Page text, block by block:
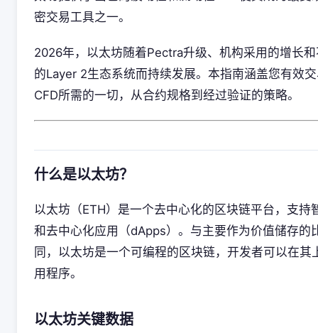
密交易工具之一。
2026年，以太坊随着Pectra升级、机构采用的增长
的Layer 2生态系统而持续发展。本指南涵盖您有效
CFD所需的一切，从合约规格到经过验证的策略。
什么是以太坊？
以太坊（ETH）是一个去中心化的区块链平台，支持
和去中心化应用（dApps）。与主要作为价值储存的
同，以太坊是一个可编程的区块链，开发者可以在其
用程序。
以太坊关键数据